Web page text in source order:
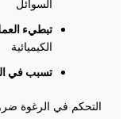
السوائل
تبطيء
الكيميائية
تسبب في
التحكم في الرغوة